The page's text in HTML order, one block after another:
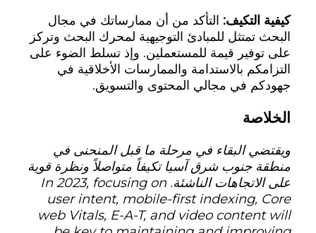
كيفية التكيف: التأكد من أن ممارساتك في مجال
البحث تمتثل للمبادئ التوجيهية لمحرك البحث وتركز
على توفير قيمة للمستعملين. وإذ تسلط الضوء على
التزامكم بالاستدامة والممارسات الأخلاقية في
جهودكم في مجالي المحتوى والتسويق.
الخلاصة
ويقتضي البقاء في مرحلة ما قبل المنحنى في
منطقة جنوب شرق آسيا تكيفاً متواصلاً ونظرة قوية
على الاتجاهات الناشئة. In 2023, focusing on
user intent, mobile-first indexing, Core
web Vitals, E-A-T, and video content will